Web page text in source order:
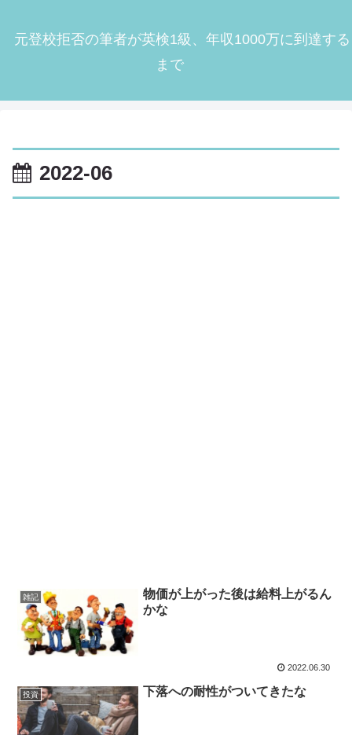
元登校拒否の筆者が英検1級、年収1000万に到達する
まで
2022-06
雑記
物価が上がった後は給料上がるん
かな
2022.06.30
投資 下落への耐性がついてきたな